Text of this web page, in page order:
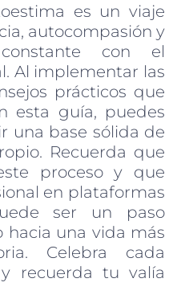
es un viaje
autocompasión y
con el
Al implementar las
prácticos que
esta guía, puedes
una base sólida de
Recuerda que
proceso y que
en plataformas
ser un paso
hacia una vida más
Celebra cada
recuerda tu valía